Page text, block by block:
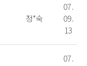
정*숙
07.
09.
13
07.